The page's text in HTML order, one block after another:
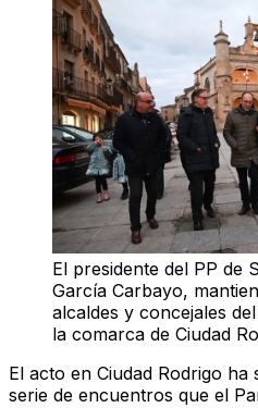
El presidente del PP de
García Carbayo,
alcaldes y concejales
la comarca de Ciudad
El acto en Ciudad Rodrigo
serie de encuentros que el